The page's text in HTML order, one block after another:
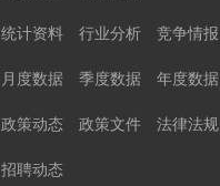
统计资料 行业分析 竞争情报
月度数据 季度数据 年度数据
政策动态 政策文件 法律法规
招聘动态